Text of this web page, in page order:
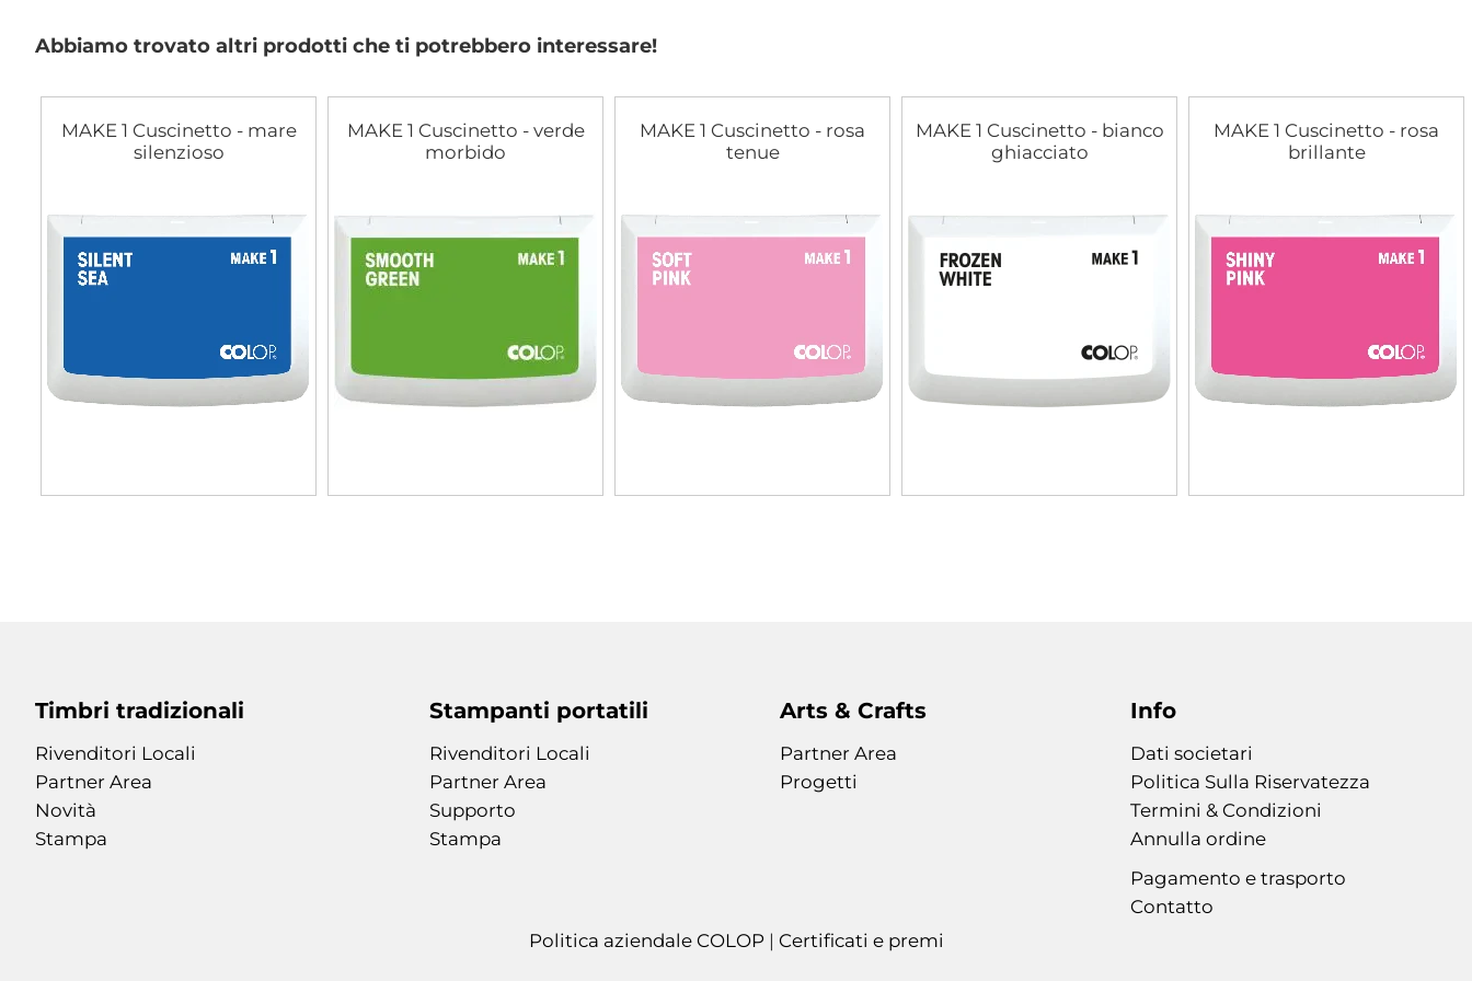
Abbiamo trovato altri prodotti che ti potrebbero interessare!
MAKE 1 Cuscinetto - mare
silenzioso
MAKE 1 Cuscinetto - verde
morbido
MAKE 1 Cuscinetto - rosa
tenue
MAKE 1 Cuscinetto - bianco
ghiacciato
MAKE 1 Cuscinetto - rosa
brillante
Timbri tradizionali
Rivenditori Locali
Partner Area
Novità
Stampa
Stampanti portatili
Rivenditori Locali
Partner Area
Supporto
Stampa
Arts & Crafts
Partner Area
Progetti
Info
Dati societari
Politica Sulla Riservatezza
Termini & Condizioni
Annulla ordine
Pagamento e trasporto
Contatto
Politica aziendale COLOP | Certificati e premi